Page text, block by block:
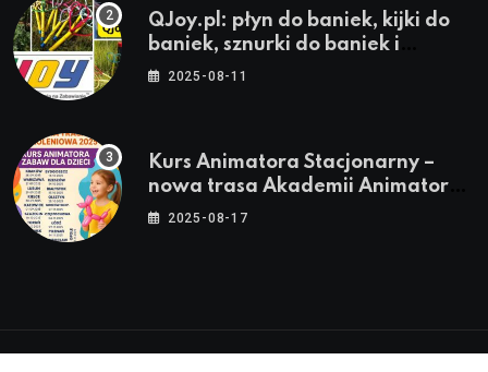
QJoy.pl: płyn do baniek, kijki do
baniek, sznurki do baniek i
zestawy do baniek
2025-08-11
Kurs Animatora Stacjonarny –
nowa trasa Akademii Animatora
– jesień 2025
2025-08-17